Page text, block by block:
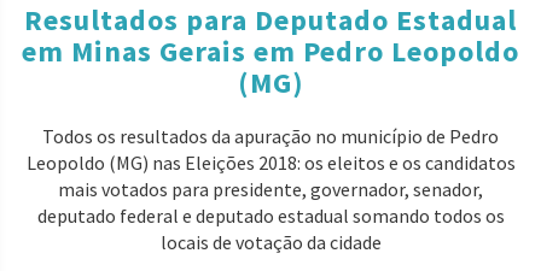
Resultados para Deputado Estadual
em Minas Gerais em Pedro Leopoldo
(MG)
Todos os resultados da apuração no município de Pedro
Leopoldo (MG) nas Eleições 2018: os eleitos e os candidatos
mais votados para presidente, governador, senador,
deputado federal e deputado estadual somando todos os
locais de votação da cidade